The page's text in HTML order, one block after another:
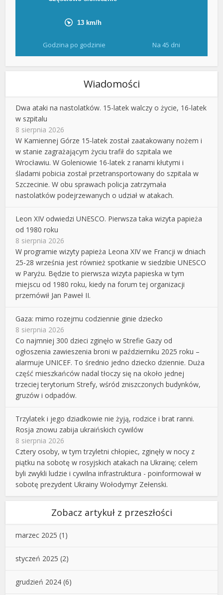
Godzina po godzinie Na 45 dni
Wiadomości
Dwa ataki na nastolatków. 15-latek walczy o życie, 16-latek
w szpitalu
8 sierpnia 2026
W Kamiennej Górze 15-latek został zaatakowany nożem i
w stanie zagrażającym życiu trafił do szpitala we
Wrocławiu. W Goleniowie 16-latek z ranami kłutymi i
śladami pobicia został przetransportowany do szpitala w
Szczecinie. W obu sprawach policja zatrzymała
nastolatków podejrzewanych o udział w atakach.
Leon XIV odwiedzi UNESCO. Pierwsza taka wizyta papieża
od 1980 roku
8 sierpnia 2026
W programie wizyty papieża Leona XIV we Francji w dniach
25-28 września jest również spotkanie w siedzibie UNESCO
w Paryżu. Będzie to pierwsza wizyta papieska w tym
miejscu od 1980 roku, kiedy na forum tej organizacji
przemówił Jan Paweł II.
Gaza: mimo rozejmu codziennie ginie dziecko
8 sierpnia 2026
Co najmniej 300 dzieci zginęło w Strefie Gazy od
ogłoszenia zawieszenia broni w październiku 2025 roku –
alarmuje UNICEF. To średnio jedno dziecko dziennie. Duża
część mieszkańców nadal tłoczy się na około jednej
trzeciej terytorium Strefy, wśród zniszczonych budynków,
gruzów i odpadów.
Trzylatek i jego dziadkowie nie żyją, rodzice i brat ranni.
Rosja znowu zabija ukraińskich cywilów
8 sierpnia 2026
Cztery osoby, w tym trzyletni chłopiec, zginęły w nocy z
piątku na sobotę w rosyjskich atakach na Ukrainę; celem
byli zwykli ludzie i cywilna infrastruktura - poinformował w
sobotę prezydent Ukrainy Wołodymyr Zełenski.
Zobacz artykuł z przeszłości
marzec 2025 (1)
styczeń 2025 (2)
grudzień 2024 (6)